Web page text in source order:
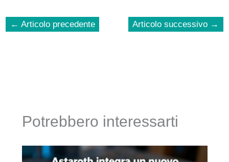
← Articolo precedente Articolo successivo →
Potrebbero interessarti